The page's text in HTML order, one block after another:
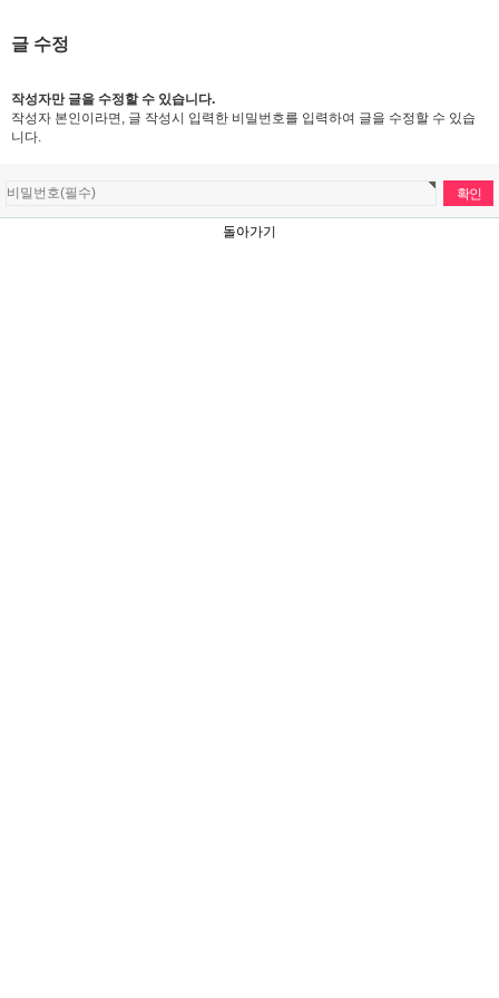
글 수정
작성자만 글을 수정할 수 있습니다.
작성자 본인이라면, 글 작성시 입력한 비밀번호를 입력하여 글을 수정할 수 있습
니다.
돌아가기